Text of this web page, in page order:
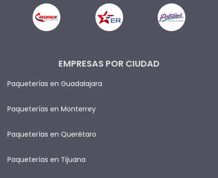
EMPRESAS POR CIUDAD
Paqueterías en Guadalajara
Paqueterías en Monterrey
Paqueterías en Querétaro
Paqueterías en Tijuana